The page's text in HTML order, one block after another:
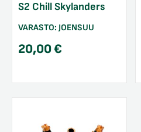
S2 Chill Skylanders
VARASTO: JOENSUU
20,00€